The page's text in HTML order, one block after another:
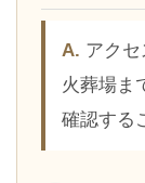
アクセ
火葬場ま
確認する